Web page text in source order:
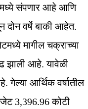
संपणार आहे आणि
वर्षे बाकी आहेत.
मागील चक्राच्या
झाली आहे. यावेळी
आर्थिक वर्षातील
3,396.96 कोटी